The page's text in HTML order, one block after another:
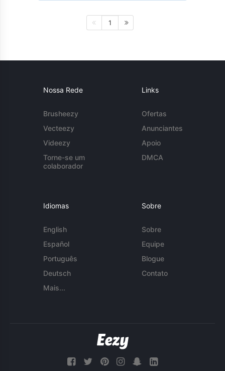
1
Nossa Rede
Brusheezy
Vecteezy
Videezy
Torne-se um
colaborador
Links
Ofertas
Anunciantes
Apoio
DMCA
Idiomas
English
Español
Português
Deutsch
Mais...
Sobre
Sobre
Equipe
Blogue
Contato